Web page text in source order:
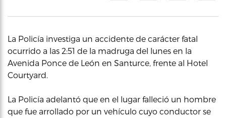
La Policía investiga un accidente de carácter fatal
ocurrido a las 2:51 de la madruga del lunes en la
Avenida Ponce de León en Santurce, frente al Hotel
Courtyard.
La Policía adelantó que en el lugar falleció un hombre
que fue arrollado por un vehículo cuyo conductor se